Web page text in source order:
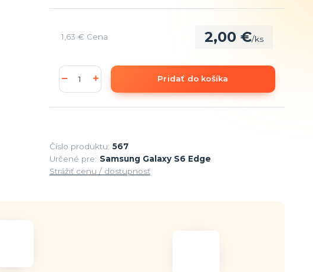
2,00 €/ks
1,63 € Cena
Pridať do košíka
Číslo produktu: 567
Určené pre: Samsung Galaxy S6 Edge
Strážiť cenu / dostupnosť